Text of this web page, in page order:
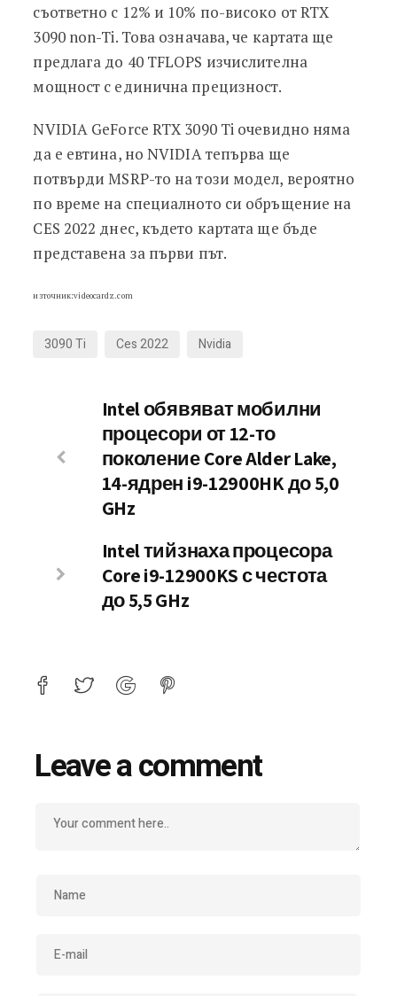
съответно с 12% и 10% по-високо от RTX
3090 non-Ti. Това означава, че картата ще
предлага до 40 TFLOPS изчислителна
мощност с единична прецизност.
NVIDIA GeForce RTX 3090 Ti очевидно няма
да е евтина, но NVIDIA тепърва ще
потвърди MSRP-то на този модел, вероятно
по време на специалното си обръщение на
CES 2022 днес, където картата ще бъде
представена за първи път.
източник:videocardz.com
3090 Ti Ces 2022 Nvidia
Intel обявяват мобилни
процесори от 12-то
поколение Core Alder Lake,
14-ядрен i9-12900HK до 5,0
GHz
Intel тийзнаха процесора
Core i9-12900KS с честота
до 5,5 GHz
Leave a comment